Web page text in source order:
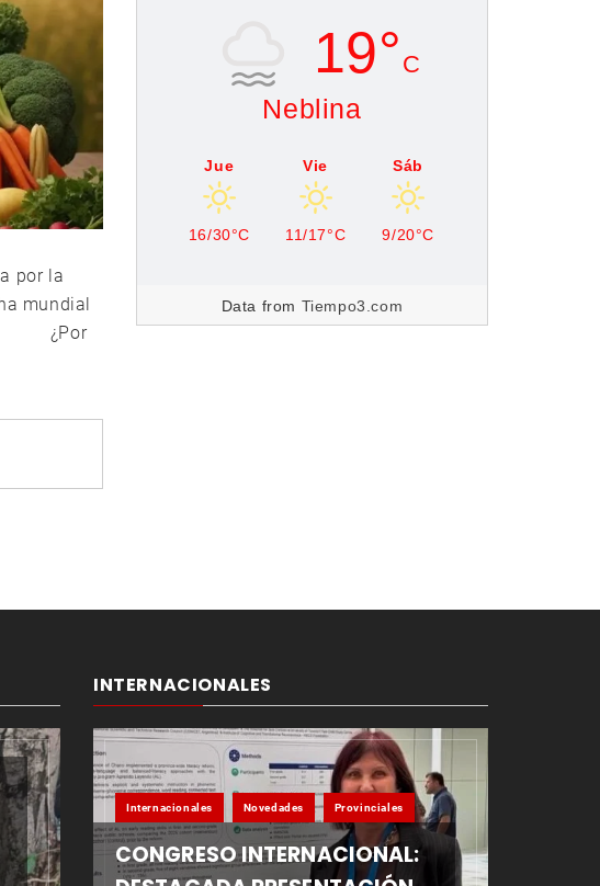
por la
mundial
1. ¿Por
19° C
Neblina
Jue
16/30°C
Vie
11/17°C
Sáb
9/20°C
Data from Tiempo3.com
INTERNACIONALES
Internacionales Novedades Provinciales
CONGRESO INTERNACIONAL: